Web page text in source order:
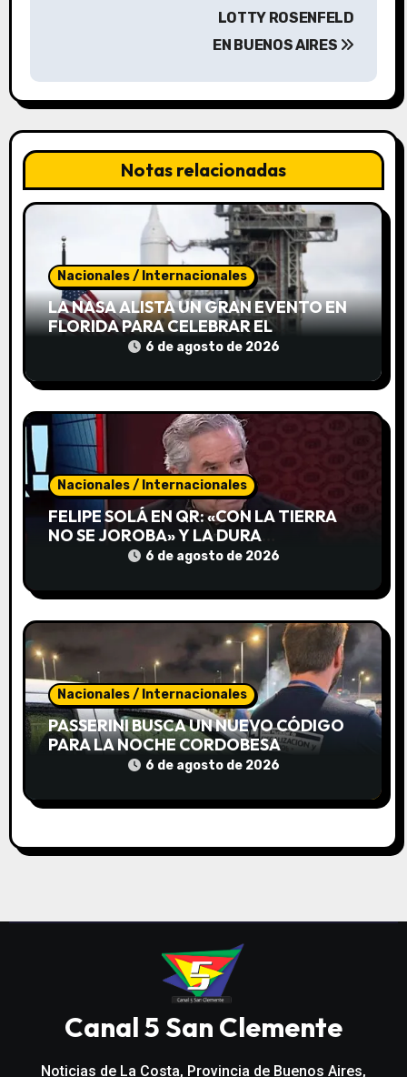
i
ó
d
n
r
a
d
a
LOTTY ROSENFELD
EN BUENOS AIRES
Notas relacionadas
Nacionales / Internacionales
LA NASA ALISTA UN GRAN EVENTO EN
FLORIDA PARA CELEBRAR EL
LIDERAZGO ESPACIAL
6 de agosto de 2026
Nacionales / Internacionales
FELIPE SOLÁ EN QR: «CON LA TIERRA
NO SE JOROBA» Y LA DURA
ADVERTENCIA SOBRE EL MODELO
6 de agosto de 2026
Nacionales / Internacionales
PASSERINI BUSCA UN NUEVO CÓDIGO
PARA LA NOCHE CORDOBESA
ACTUALIZANDO 8 ORDENANZAS
6 de agosto de 2026
Canal 5 San Clemente
Noticias de La Costa, Provincia de Buenos Aires,